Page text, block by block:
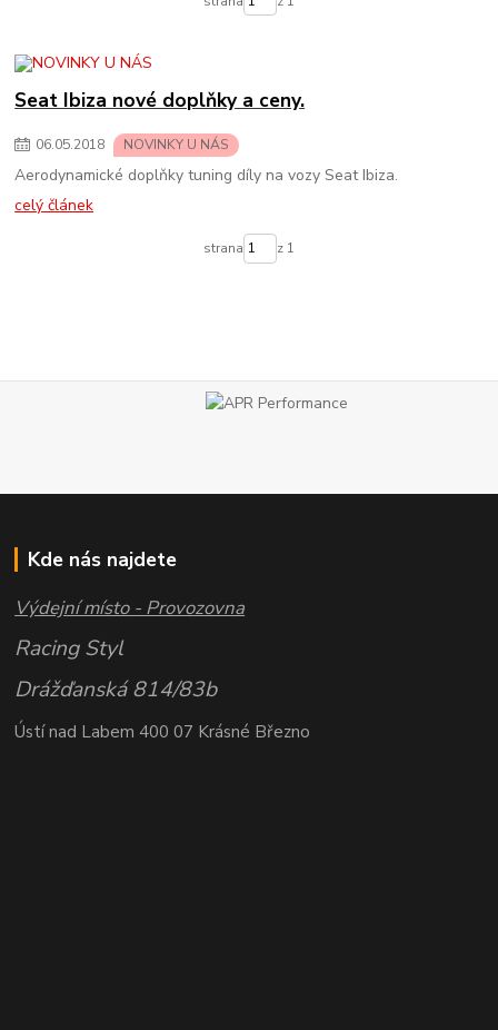
Seat Ibiza nové doplňky a ceny.
06.05.2018 NOVINKY U NÁS
Aerodynamické doplňky tuning díly na vozy Seat Ibiza.
celý článek
strana z 1
Kde nás najdete
Výdejní místo - Provozovna
Racing Styl
Drážďanská 814/83b
Ústí nad Labem 400 07 Krásné Březno